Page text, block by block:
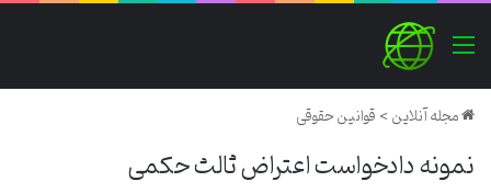
منو
مجله آنلاین>قوانین حقوقی
نمونه دادخواست اعتراض ثالث حکمی